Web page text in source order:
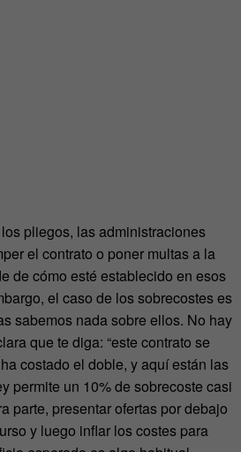
pliegos, las administraciones
el contrato o poner multas a la
de cómo esté establecido en esos
el caso de los sobrecostes es
sabemos nada sobre ellos. No hay
que te diga: “este contrato se
costado el doble, y aquí están las
permite un 10% de sobrecoste casi
parte, presentar ofertas por debajo
y luego inflar los costes para